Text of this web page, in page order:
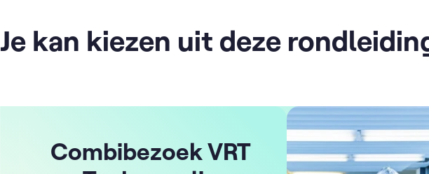
Je kan kiezen uit deze
Combibezoek VRT